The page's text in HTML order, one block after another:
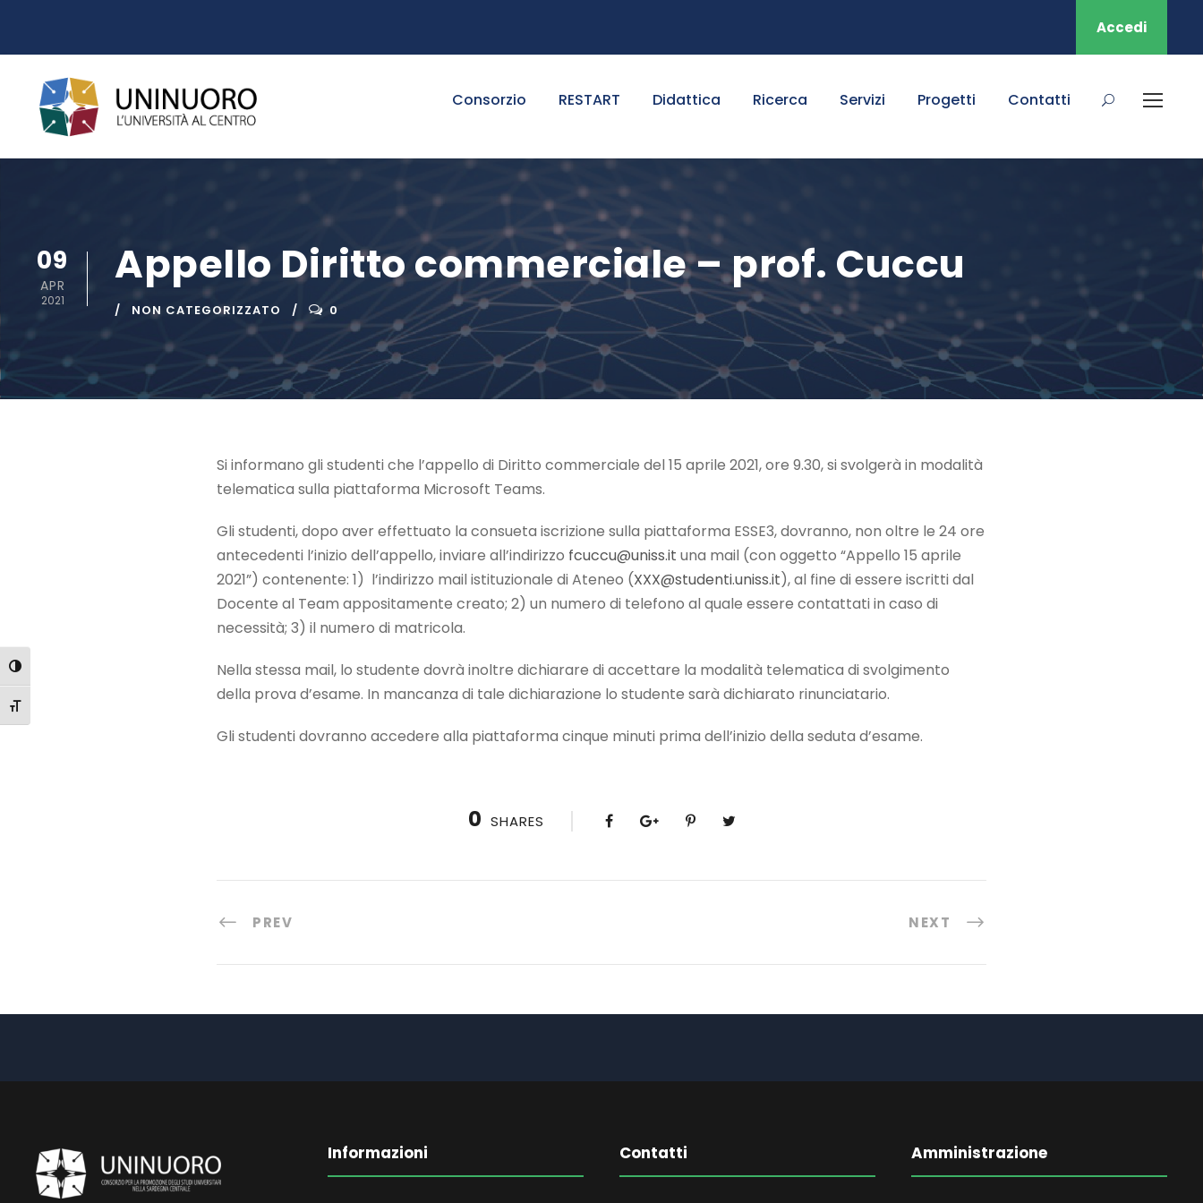
Attiva/disattiva alto contrasto
Attiva/disattiva dimensione testo
Accedi
Consorzio RESTART Didattica Ricerca Servizi Progetti Contatti
09
APR
2021
Appello Diritto commerciale – prof. Cuccu
NON CATEGORIZZATO 0
Si informano gli studenti che l’appello di Diritto commerciale del 15 aprile 2021, ore 9.30, si svolgerà in modalità
telematica sulla piattaforma Microsoft Teams.
Gli studenti, dopo aver effettuato la consueta iscrizione sulla piattaforma ESSE3, dovranno, non oltre le 24 ore
antecedenti l’inizio dell’appello, inviare all’indirizzo fcuccu@uniss.it una mail (con oggetto “Appello 15 aprile
2021”) contenente: 1) l’indirizzo mail istituzionale di Ateneo (XXX@studenti.uniss.it), al fine di essere iscritti dal
Docente al Team appositamente creato; 2) un numero di telefono al quale essere contattati in caso di
necessità; 3) il numero di matricola.
Nella stessa mail, lo studente dovrà inoltre dichiarare di accettare la modalità telematica di svolgimento
della prova d’esame. In mancanza di tale dichiarazione lo studente sarà dichiarato rinunciatario.
Gli studenti dovranno accedere alla piattaforma cinque minuti prima dell’inizio della seduta d’esame.
0 SHARES
PREV NEXT
Informazioni Contatti Amministrazione